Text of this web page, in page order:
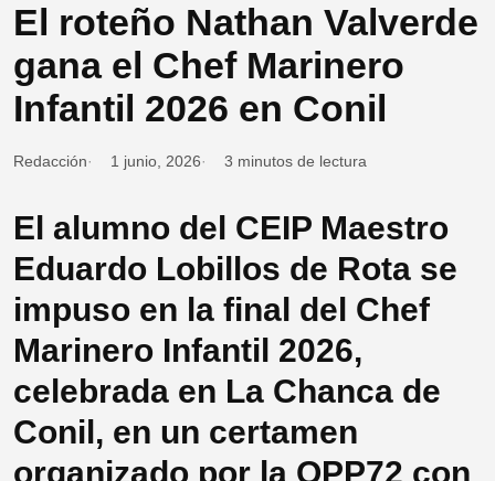
El roteño Nathan Valverde
gana el Chef Marinero
Infantil 2026 en Conil
Redacción 1 junio, 2026 3 minutos de lectura
El alumno del CEIP Maestro
Eduardo Lobillos de Rota se
impuso en la final del Chef
Marinero Infantil 2026,
celebrada en La Chanca de
Conil, en un certamen
organizado por la OPP72 con